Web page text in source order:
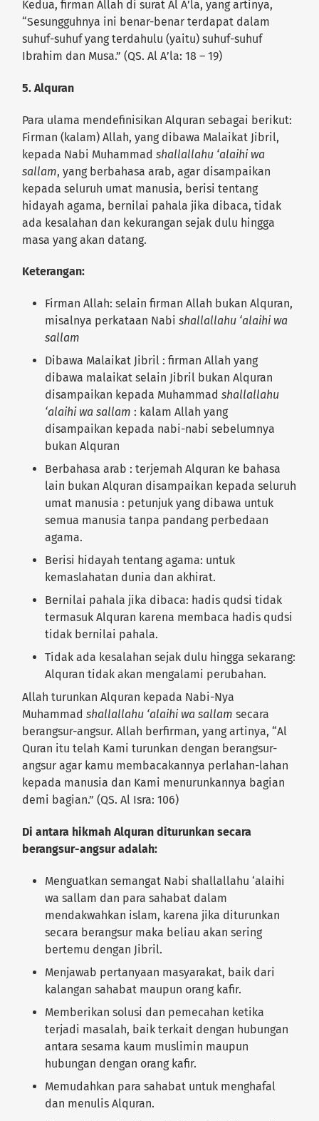
Kedua, firman Allah di surat Al A’la, yang artinya,
“Sesungguhnya ini benar-benar terdapat dalam
suhuf-suhuf yang terdahulu (yaitu) suhuf-suhuf
Ibrahim dan Musa.” (QS. Al A’la: 18 – 19)
5. Alquran
Para ulama mendefinisikan Alquran sebagai berikut:
Firman (kalam) Allah, yang dibawa Malaikat Jibril,
kepada Nabi Muhammadshallallahu ‘alaihi wa
sallam, yang berbahasa arab, agar disampaikan
kepada seluruh umat manusia, berisi tentang
hidayah agama, bernilai pahala jika dibaca, tidak
ada kesalahan dan kekurangan sejak dulu hingga
masa yang akan datang.
Keterangan:
Firman Allah: selain firman Allah bukan Alquran,
misalnya perkataan Nabi shallallahu ‘alaihi wa
sallam
Dibawa Malaikat Jibril : firman Allah yang
dibawa malaikat selain Jibril bukan Alquran
disampaikan kepada Muhammadshallallahu
‘alaihi wa sallam : kalam Allah yang
disampaikan kepada nabi-nabi sebelumnya
bukan Alquran
Berbahasa arab : terjemah Alquran ke bahasa
lain bukan Alquran disampaikan kepada seluruh
umat manusia : petunjuk yang dibawa untuk
semua manusia tanpa pandang perbedaan
agama.
Berisi hidayah tentang agama: untuk
kemaslahatan dunia dan akhirat.
Bernilai pahala jika dibaca: hadis qudsi tidak
termasuk Alquran karena membaca hadis qudsi
tidak bernilai pahala.
Tidak ada kesalahan sejak dulu hingga sekarang:
Alquran tidak akan mengalami perubahan.
Allah turunkan Alquran kepada Nabi-Nya
Muhammad shallallahu ‘alaihi wa sallam secara
berangsur-angsur. Allah berfirman, yang artinya, “Al
Quran itu telah Kami turunkan dengan berangsur-
angsur agar kamu membacakannya perlahan-lahan
kepada manusia dan Kami menurunkannya bagian
demi bagian.” (QS. Al Isra: 106)
Di antara hikmah Alquran diturunkan secara
berangsur-angsur adalah:
Menguatkan semangat Nabi shallallahu ‘alaihi
wa sallam dan para sahabat dalam
mendakwahkan islam, karena jika diturunkan
secara berangsur maka beliau akan sering
bertemu dengan Jibril.
Menjawab pertanyaan masyarakat, baik dari
kalangan sahabat maupun orang kafir.
Memberikan solusi dan pemecahan ketika
terjadi masalah, baik terkait dengan hubungan
antara sesama kaum muslimin maupun
hubungan dengan orang kafir.
Memudahkan para sahabat untuk menghafal
dan menulis Alquran.